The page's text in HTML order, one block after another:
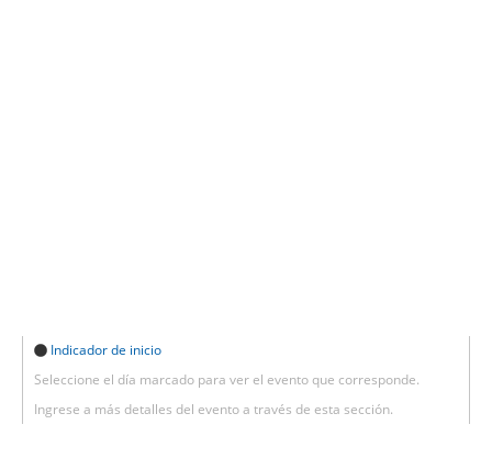
Indicador de inicio
Seleccione el día marcado para ver el evento que corresponde.
Ingrese a más detalles del evento a través de esta sección.